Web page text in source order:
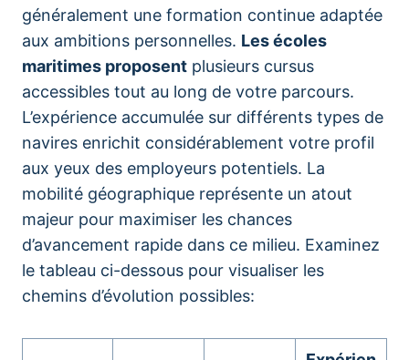
généralement une formation continue adaptée
aux ambitions personnelles. Les écoles
maritimes proposent plusieurs cursus
accessibles tout au long de votre parcours.
L’expérience accumulée sur différents types de
navires enrichit considérablement votre profil
aux yeux des employeurs potentiels. La
mobilité géographique représente un atout
majeur pour maximiser les chances
d’avancement rapide dans ce milieu. Examinez
le tableau ci-dessous pour visualiser les
chemins d’évolution possibles: